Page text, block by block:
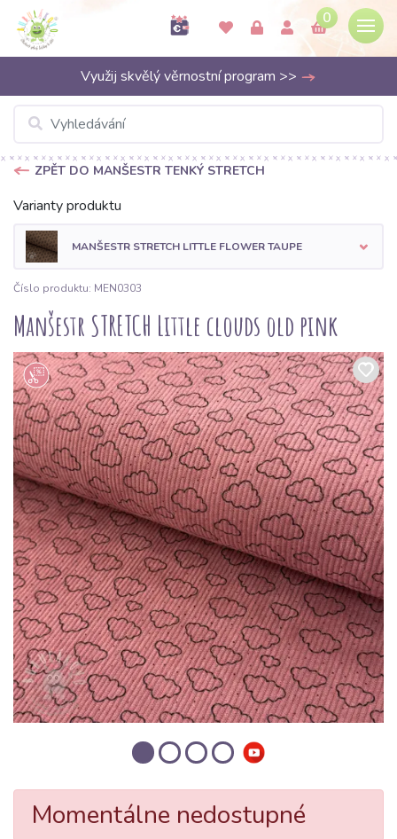
0
Využij skvělý věrnostní program >>
ZPĚT DO MANŠESTR TENKÝ STRETCH
Varianty produktu
MANŠESTR STRETCH LITTLE FLOWER TAUPE
Číslo produktu: MEN0303
Manšestr STRETCH Little clouds old pink
Momentálne nedostupné